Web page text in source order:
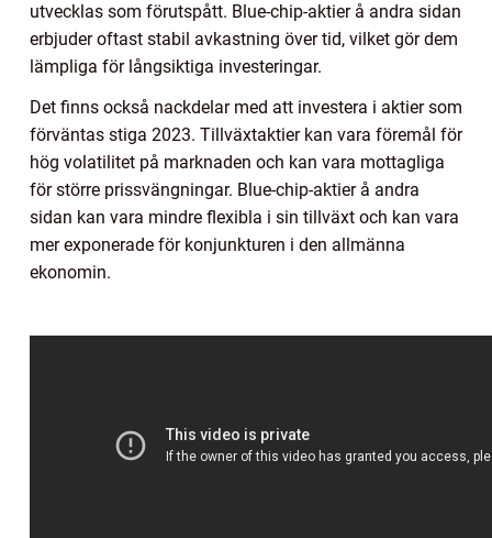
utvecklas som förutspått. Blue-chip-aktier å andra sidan
erbjuder oftast stabil avkastning över tid, vilket gör dem
lämpliga för långsiktiga investeringar.
Det finns också nackdelar med att investera i aktier som
förväntas stiga 2023. Tillväxtaktier kan vara föremål för
hög volatilitet på marknaden och kan vara mottagliga
för större prissvängningar. Blue-chip-aktier å andra
sidan kan vara mindre flexibla i sin tillväxt och kan vara
mer exponerade för konjunkturen i den allmänna
ekonomin.